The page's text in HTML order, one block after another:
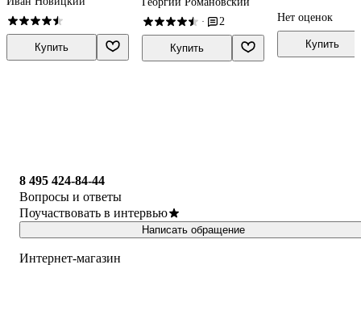
Купить
· 2
Купить
Монография
Нет оценок
Купить
8 495 424-84-44
Вопросы и ответы
Поучаствовать в интервью
Написать обращение
Интернет-магазин